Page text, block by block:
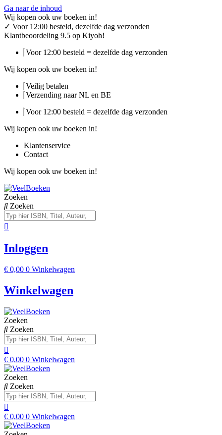
Ga naar de inhoud
Wij kopen ook uw boeken in!
✓ Voor 12:00 besteld, dezelfde dag verzonden
Klantbeoordeling 9.5 op Kiyoh!
Voor 12:00 besteld = dezelfde dag verzonden
Wij kopen ook uw boeken in!
Veilig betalen
Verzending naar NL en BE
Voor 12:00 besteld = dezelfde dag verzonden
Wij kopen ook uw boeken in!
Klantenservice
Contact
Wij kopen ook uw boeken in!
Zoeken
Zoeken
Inloggen
€ 0,00 0 Winkelwagen
Winkelwagen
Zoeken
Zoeken
€ 0,00 0 Winkelwagen
Zoeken
Zoeken
€ 0,00 0 Winkelwagen